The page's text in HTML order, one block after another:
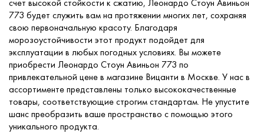
счет высокой стойкости к сжатию, Леонардо Стоун Авиньон
773 будет служить вам на протяжении многих лет, сохраняя
свою первоначальную красоту. Благодаря
морозоустойчивости этот продукт подойдет для
эксплуатации в любых погодных условиях. Вы можете
приобрести Леонардо Стоун Авиньон 773 по
привлекательной цене в магазине Вицанти в Москве. У нас в
ассортименте представлены только высококачественные
товары, соответствующие строгим стандартам. Не упустите
шанс преобразить ваше пространство с помощью этого
уникального продукта.